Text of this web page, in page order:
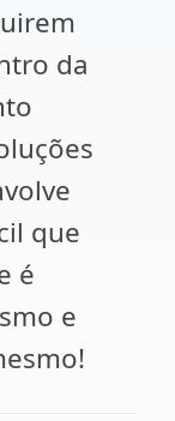
da
que
é
e